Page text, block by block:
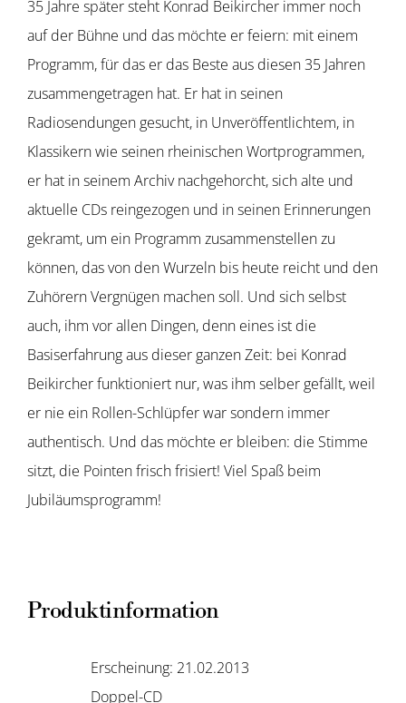
35 Jahre später steht Konrad Beikircher immer noch
auf der Bühne und das möchte er feiern: mit einem
Programm, für das er das Beste aus diesen 35 Jahren
zusammengetragen hat. Er hat in seinen
Radiosendungen gesucht, in Unveröffentlichtem, in
Klassikern wie seinen rheinischen Wortprogrammen,
er hat in seinem Archiv nachgehorcht, sich alte und
aktuelle CDs reingezogen und in seinen Erinnerungen
gekramt, um ein Programm zusammenstellen zu
können, das von den Wurzeln bis heute reicht und den
Zuhörern Vergnügen machen soll. Und sich selbst
auch, ihm vor allen Dingen, denn eines ist die
Basiserfahrung aus dieser ganzen Zeit: bei Konrad
Beikircher funktioniert nur, was ihm selber gefällt, weil
er nie ein Rollen-Schlüpfer war sondern immer
authentisch. Und das möchte er bleiben: die Stimme
sitzt, die Pointen frisch frisiert! Viel Spaß beim
Jubiläumsprogramm!
Produktinformation
Erscheinung: 21.02.2013
Doppel-CD